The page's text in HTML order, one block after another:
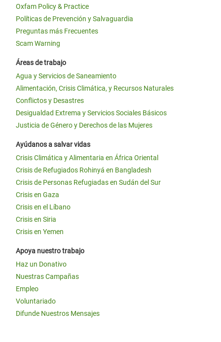
Oxfam Policy & Practice
Políticas de Prevención y Salvaguardia
Preguntas más Frecuentes
Scam Warning
Áreas de trabajo
Agua y Servicios de Saneamiento
Alimentación, Crisis Climática, y Recursos Naturales
Conflictos y Desastres
Desigualdad Extrema y Servicios Sociales Básicos
Justicia de Género y Derechos de las Mujeres
Ayúdanos a salvar vidas
Crisis Climática y Alimentaria en África Oriental
Crisis de Refugiados Rohinyá en Bangladesh
Crisis de Personas Refugiadas en Sudán del Sur
Crisis en Gaza
Crisis en el Líbano
Crisis en Siria
Crisis en Yemen
Apoya nuestro trabajo
Haz un Donativo
Nuestras Campañas
Empleo
Voluntariado
Difunde Nuestros Mensajes